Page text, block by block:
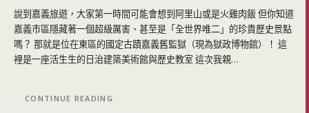
說到嘉義旅遊，大家第一時間可能會想到阿里山或是火雞肉飯 但你知道
嘉義市區隱藏著一個超級厲害、甚至是「全世界唯二」的珍貴歷史景點
嗎？ 那就是位在東區的國定古蹟嘉義舊監獄（現為獄政博物館）！ 這
裡是一座活生生的日治建築美術館與歷史教室 這次我親…
CONTINUE READING